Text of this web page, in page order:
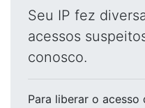
Seu IP fez
acessos
conosco.
Para liberar o acesso